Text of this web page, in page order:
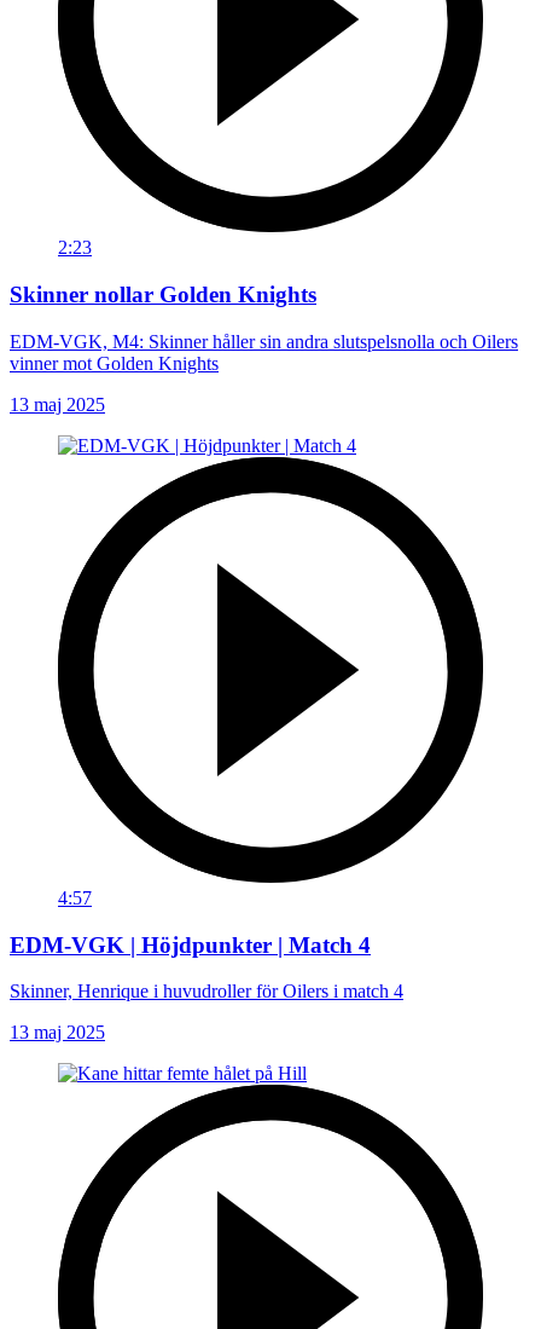
2:23
Skinner nollar Golden Knights
EDM-VGK, M4: Skinner håller sin andra slutspelsnolla och Oilers
vinner mot Golden Knights
13 maj 2025
4:57
EDM-VGK | Höjdpunkter | Match 4
Skinner, Henrique i huvudroller för Oilers i match 4
13 maj 2025